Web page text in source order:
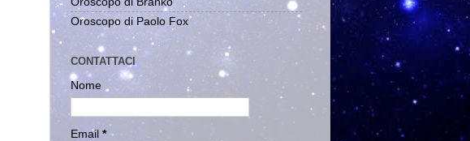
Oroscopo di Paolo Fox
CONTATTACI
Nome
Email *